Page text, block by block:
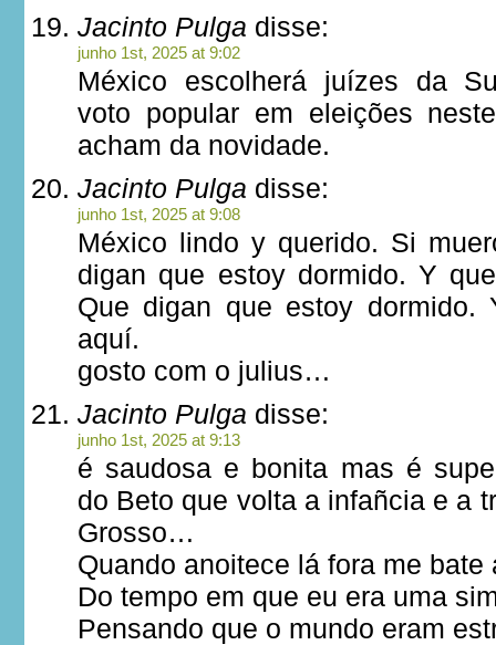
Jacinto Pulga disse:
junho 1st, 2025 at 9:02
México escolherá juízes da
voto popular em eleições
acham da novidade.
Jacinto Pulga disse:
junho 1st, 2025 at 9:08
México lindo y querido. Si
digan que estoy dormido. Y
Que digan que estoy dormido.
aquí.
gosto com o julius…
Jacinto Pulga disse:
junho 1st, 2025 at 9:13
é saudosa e bonita mas é
do Beto que volta a infañcia e a
Grosso…
Quando anoitece lá fora me bate
Do tempo em que eu era uma
Pensando que o mundo eram